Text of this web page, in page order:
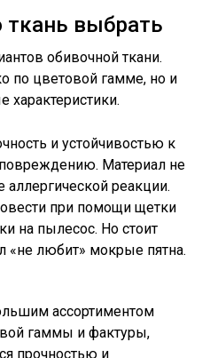
выбрать
обивочной ткани.
по цветовой гамме, но и
характеристики.
и устойчивостью к
Материал не
аллергической реакции.
при помощи щетки
на пылесос. Но стоит
«не любит» мокрые пятна.
ассортиментом
гаммы и фактуры,
прочностью и